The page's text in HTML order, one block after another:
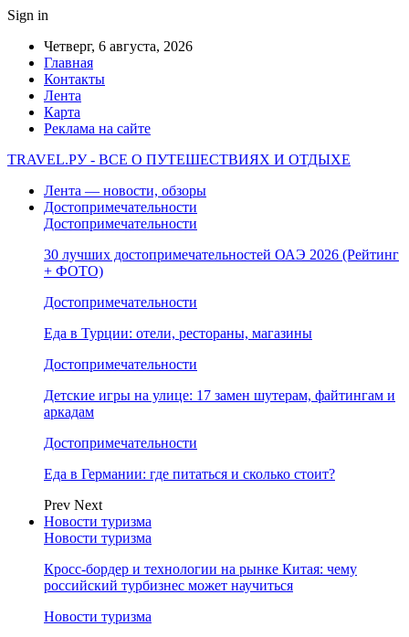
Sign in
Четверг, 6 августа, 2026
Главная
Контакты
Лента
Карта
Реклама на сайте
TRAVEL.РУ - ВСЕ О ПУТЕШЕСТВИЯХ И ОТДЫХЕ
Лента — новости, обзоры
Достопримечательности
Достопримечательности
30 лучших достопримечательностей ОАЭ 2026 (Рейтинг
+ ФОТО)
Достопримечательности
Еда в Турции: отели, рестораны, магазины
Достопримечательности
Детские игры на улице: 17 замен шутерам, файтингам и
аркадам
Достопримечательности
Еда в Германии: где питаться и сколько стоит?
Prev Next
Новости туризма
Новости туризма
Кросс-бордер и технологии на рынке Китая: чему
российский турбизнес может научиться
Новости туризма